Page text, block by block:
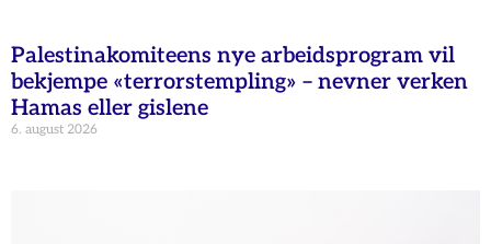
Palestinakomiteens nye arbeidsprogram vil
bekjempe «terrorstempling» – nevner verken
Hamas eller gislene
6. august 2026